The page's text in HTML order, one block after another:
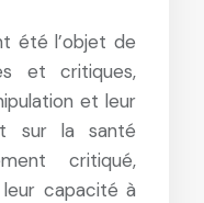
été l’objet de
et critiques,
et leur
sur la santé
critiqué,
capacité à